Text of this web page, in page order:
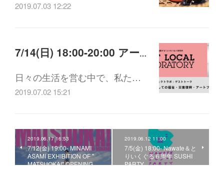
2019.07.03 12:22
7/14(日) 18:00-20:00 アートプロジェクトラボ：ゲストトーク「学びの場としての福祉・災害復興・アートプロジェクト」
日々の生活を営む中で、私た…
2019.07.02 15:21
2019.06.17 16:53
7/12(金) 19:00- MINAMI
ASAMI EXHIBITION OF "
MATSUOKA!" OPENING…
2019.06.12 11:00
7/5(金) 18:00- Nawate＆と
りいくぐる６周年 SUSHI
PARTY